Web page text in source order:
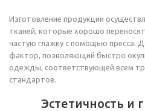
Изготовление продукции
тканей, которые хорошо
частую глажку с помощью пресса.
фактор, позволяющий быстро
одежды, соответствующей всем
стандартов.
Эстетичность и